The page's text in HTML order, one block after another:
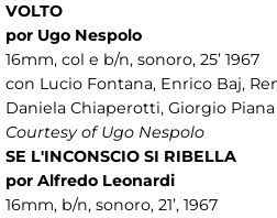
VOLTO
por Ugo Nespolo
16mm, col e b/n, sonoro, 25’ 1967
con Lucio Fontana, Enrico Baj,
Daniela Chiaperotti, Giorgio Piana
Courtesy of Ugo Nespolo
SE L'INCONSCIO SI RIBELLA
por Alfredo Leonardi
16mm, b/n, sonoro, 21’, 1967